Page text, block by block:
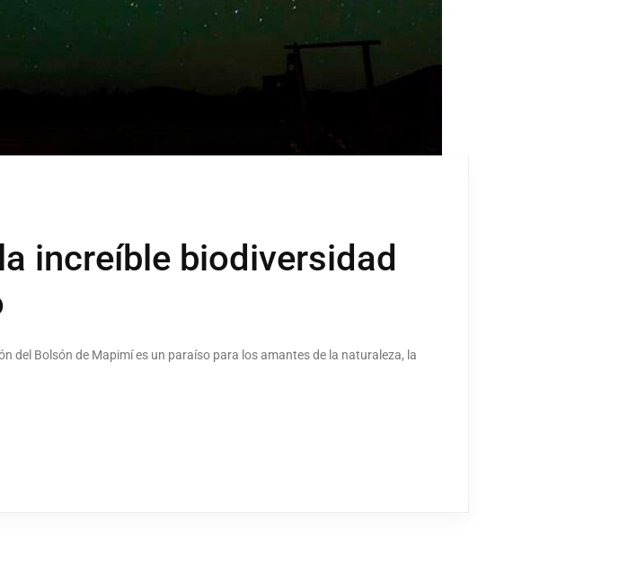
increíble biodiversidad
del Bolsón de Mapimí es un paraíso para los amantes de la naturaleza, la